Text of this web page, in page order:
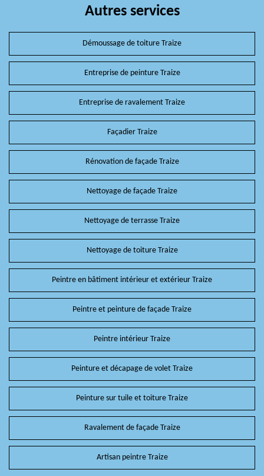
Autres services
Démoussage de toiture Traize
Entreprise de peinture Traize
Entreprise de ravalement Traize
Façadier Traize
Rénovation de façade Traize
Nettoyage de façade Traize
Nettoyage de terrasse Traize
Nettoyage de toiture Traize
Peintre en bâtiment intérieur et extérieur Traize
Peintre et peinture de façade Traize
Peintre intérieur Traize
Peinture et décapage de volet Traize
Peinture sur tuile et toiture Traize
Ravalement de façade Traize
Artisan peintre Traize